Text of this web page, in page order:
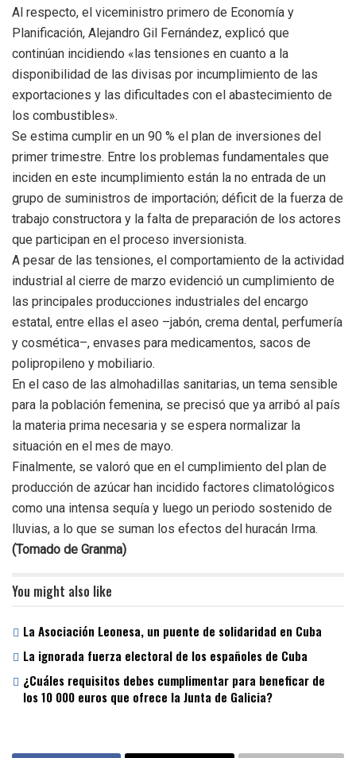
Al respecto, el viceministro primero de Economía y
Planificación, Alejandro Gil Fernández, explicó que
continúan incidiendo «las tensiones en cuanto a la
disponibilidad de las divisas por incumplimiento de las
exportaciones y las dificultades con el abastecimiento de
los combustibles».
Se estima cumplir en un 90 % el plan de inversiones del
primer trimestre. Entre los problemas fundamentales que
inciden en este incumplimiento están la no entrada de un
grupo de suministros de importación; déficit de la fuerza de
trabajo constructora y la falta de preparación de los actores
que participan en el proceso inversionista.
A pesar de las tensiones, el comportamiento de la actividad
industrial al cierre de marzo evidenció un cumplimiento de
las principales producciones industriales del encargo
estatal, entre ellas el aseo –jabón, crema dental, perfumería
y cosmética–, envases para medicamentos, sacos de
polipropileno y mobiliario.
En el caso de las almohadillas sanitarias, un tema sensible
para la población femenina, se precisó que ya arribó al país
la materia prima necesaria y se espera normalizar la
situación en el mes de mayo.
Finalmente, se valoró que en el cumplimiento del plan de
producción de azúcar han incidido factores climatológicos
como una intensa sequía y luego un periodo sostenido de
lluvias, a lo que se suman los efectos del huracán Irma.
(Tomado de Granma)
You might also like
La Asociación Leonesa, un puente de solidaridad en Cuba
La ignorada fuerza electoral de los españoles de Cuba
¿Cuáles requisitos debes cumplimentar para beneficar de
los 10 000 euros que ofrece la Junta de Galicia?